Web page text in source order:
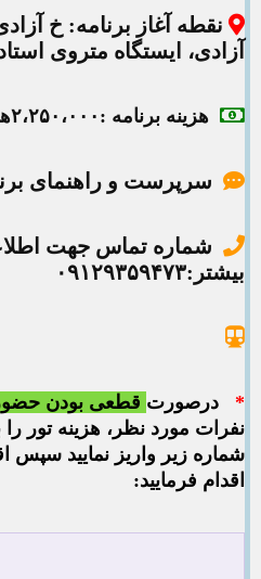
نقطه آغاز برنامه: خ
آزادی، ایستگاه متروی
هزینه برنامه :۲،۲۵۰،۰۰۰هزار تومان
سرپرست و راهنمای
شماره تماس جهت
بیشتر:۰۹۱۲۹۳۵۹۴۷۳
* درصورت قطعی بودن
نفرات مورد نظر، هزینه تور
شماره زیر واریز نمایید سپس
اقدام فرمایید: